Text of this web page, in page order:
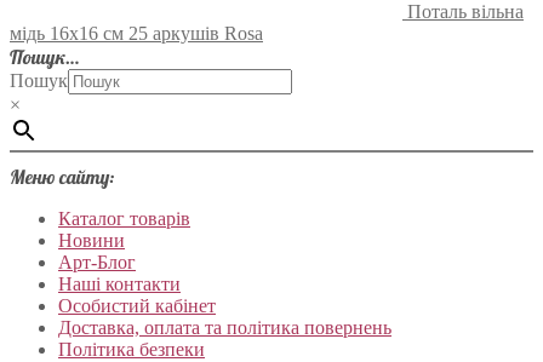
Поталь вільна
мідь 16х16 см 25 аркушів Rosa
Пошук…
Пошук
×
Меню сайту:
Каталог товарів
Новини
Арт-Блог
Наші контакти
Особистий кабінет
Доставка, оплата та політика повернень
Політика безпеки